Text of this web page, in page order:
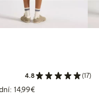
8,99 €
29,99 €
4.8 (17)
14,99€Najnižšia cena za